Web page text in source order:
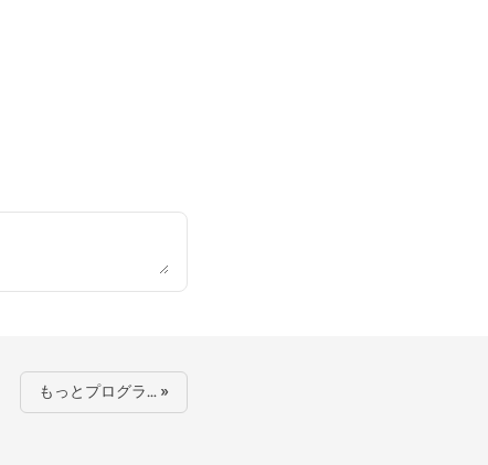
もっとプログラ… »